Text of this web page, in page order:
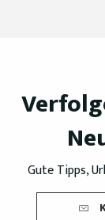
Gute Tipps,